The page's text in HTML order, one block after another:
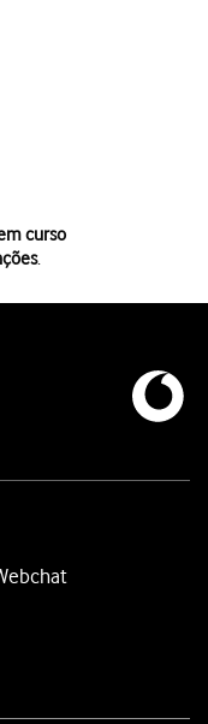
curso
.
o dedo para a direita